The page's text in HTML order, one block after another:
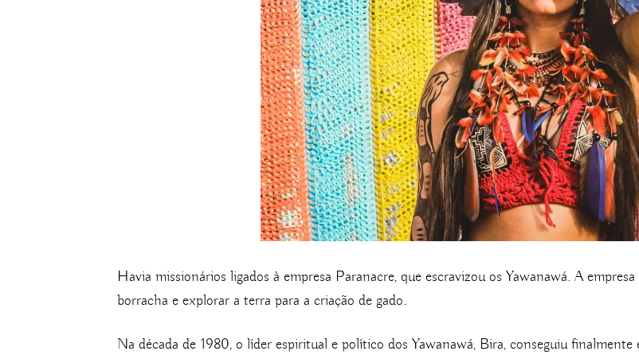
Havia missionários ligados à empresa Paranacre, que escravizou os Yawanawá. A
borracha e explorar a terra para a criação de gado.
Na década de 1980, o líder espiritual e político dos Yawanawá, Bira, conseguiu